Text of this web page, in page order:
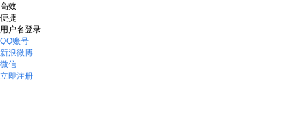
高效
便捷
用户名登录
QQ账号
新浪微博
微信
立即注册